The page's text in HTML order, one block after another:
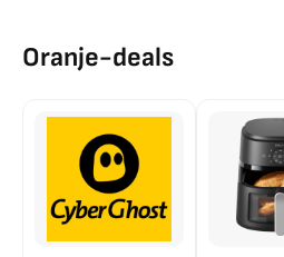
Oranje-deals